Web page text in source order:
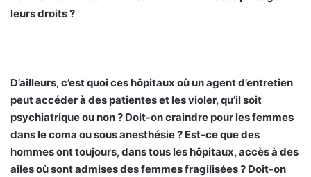
leurs droits ?
D’ailleurs, c’est quoi ces hôpitaux où un agent d’entretien
peut accéder à des patientes et les violer, qu’il soit
psychiatrique ou non ? Doit-on craindre pour les femmes
dans le coma ou sous anesthésie ? Est-ce que des
hommes ont toujours, dans tous les hôpitaux, accès à des
ailes où sont admises des femmes fragilisées ? Doit-on